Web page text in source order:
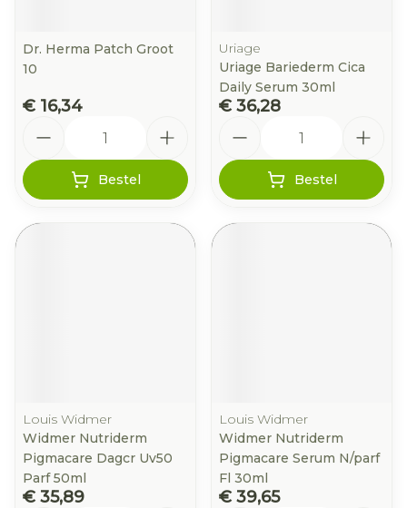
Dr. Herma Patch Groot
10
€ 16,34
Bestel
Uriage
Uriage Bariederm Cica
Daily Serum 30ml
€ 36,28
Bestel
Louis Widmer
Widmer Nutriderm
Pigmacare Dagcr Uv50
Parf 50ml
€ 35,89
Louis Widmer
Widmer Nutriderm
Pigmacare Serum N/parf
Fl 30ml
€ 39,65